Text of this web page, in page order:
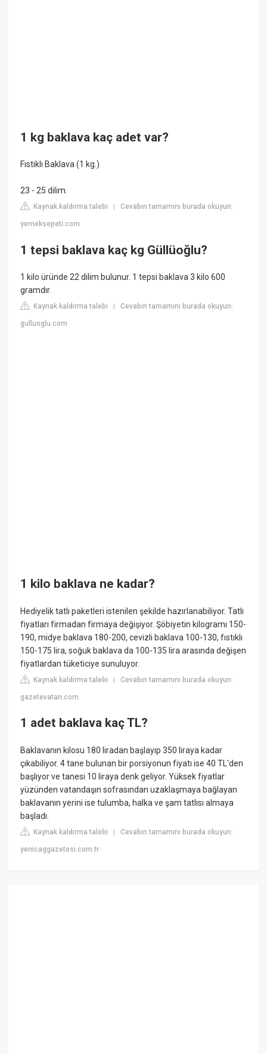
1 kg baklava kaç adet var?
Fıstıklı Baklava (1 kg.)
23 - 25 dilim.
Kaynak kaldırma talebi |Cevabın tamamını burada okuyun:
yemeksepeti.com
1 tepsi baklava kaç kg Güllüoğlu?
1 kilo üründe 22 dilim bulunur. 1 tepsi baklava 3 kilo 600
gramdır.
Kaynak kaldırma talebi |Cevabın tamamını burada okuyun:
gulluoglu.com
1 kilo baklava ne kadar?
Hediyelik tatlı paketleri istenilen şekilde hazırlanabiliyor. Tatlı
fiyatları firmadan firmaya değişiyor. Şöbiyetin kilogramı 150-
190, midye baklava 180-200, cevizli baklava 100-130, fıstıklı
150-175 lira, soğuk baklava da 100-135 lira arasında değişen
fiyatlardan tüketiciye sunuluyor.
Kaynak kaldırma talebi |Cevabın tamamını burada okuyun:
gazetevatan.com
1 adet baklava kaç TL?
Baklavanın kilosu 180 liradan başlayıp 350 liraya kadar
çıkabiliyor. 4 tane bulunan bir porsiyonun fiyatı ise 40 TL'den
başlıyor ve tanesi 10 liraya denk geliyor. Yüksek fiyatlar
yüzünden vatandaşın sofrasından uzaklaşmaya bağlayan
baklavanın yerini ise tulumba, halka ve şam tatlısı almaya
başladı.
Kaynak kaldırma talebi |Cevabın tamamını burada okuyun:
yenicaggazetesi.com.tr